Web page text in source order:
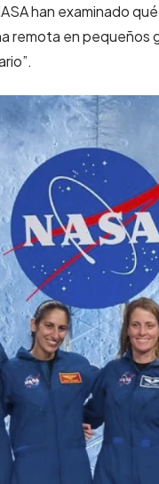
han examinado
remota en